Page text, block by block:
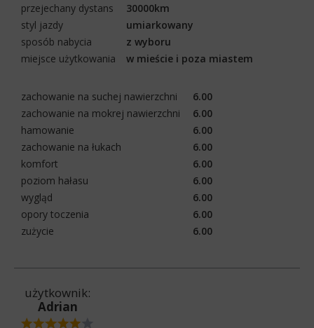
przejechany dystans
30000km
styl jazdy
umiarkowany
sposób nabycia
z wyboru
miejsce użytkowania
w mieście i poza miastem
zachowanie na suchej nawierzchni
6.00
zachowanie na mokrej nawierzchni
6.00
hamowanie
6.00
zachowanie na łukach
6.00
komfort
6.00
poziom hałasu
6.00
wygląd
6.00
opory toczenia
6.00
zużycie
6.00
użytkownik:
Adrian